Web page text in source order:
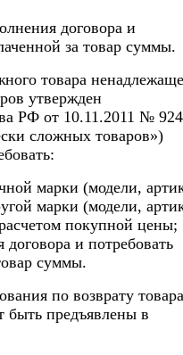
договора и
за товар суммы.
товара
утвержден
РФ от 10.11.2011 №
сложных товаров»)
марки (модели,
марки (модели,
покупной цены;
договора и потребовать
суммы.
по возврату товара
быть предъявлены в